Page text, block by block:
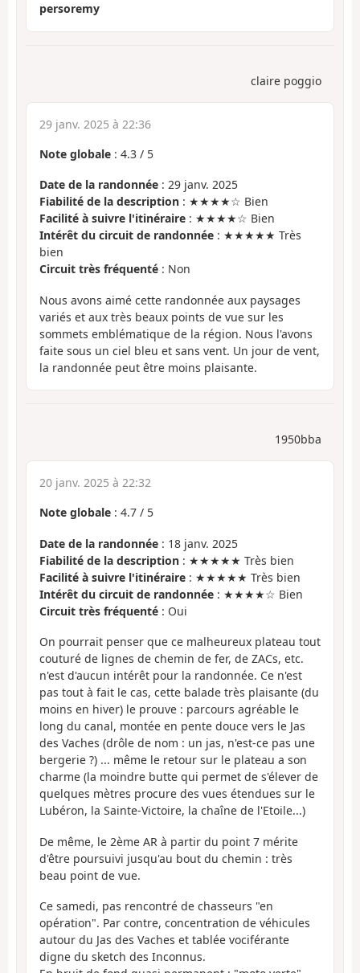
persoremy
claire poggio
29 janv. 2025 à 22:36
Note globale : 4.3 / 5
Date de la randonnée : 29 janv. 2025
Fiabilité de la description : ★★★★☆ Bien
Facilité à suivre l'itinéraire : ★★★★☆ Bien
Intérêt du circuit de randonnée : ★★★★★ Très
bien
Circuit très fréquenté : Non
Nous avons aimé cette randonnée aux paysages
variés et aux très beaux points de vue sur les
sommets emblématique de la région. Nous l'avons
faite sous un ciel bleu et sans vent. Un jour de vent,
la randonnée peut être moins plaisante.
1950bba
20 janv. 2025 à 22:32
Note globale : 4.7 / 5
Date de la randonnée : 18 janv. 2025
Fiabilité de la description : ★★★★★ Très bien
Facilité à suivre l'itinéraire : ★★★★★ Très bien
Intérêt du circuit de randonnée : ★★★★☆ Bien
Circuit très fréquenté : Oui
On pourrait penser que ce malheureux plateau tout
couturé de lignes de chemin de fer, de ZACs, etc.
n'est d'aucun intérêt pour la randonnée. Ce n'est
pas tout à fait le cas, cette balade très plaisante (du
moins en hiver) le prouve : parcours agréable le
long du canal, montée en pente douce vers le Jas
des Vaches (drôle de nom : un jas, n'est-ce pas une
bergerie ?) ... même le retour sur le plateau a son
charme (la moindre butte qui permet de s'élever de
quelques mètres procure des vues étendues sur le
Lubéron, la Sainte-Victoire, la chaîne de l'Etoile...)
De même, le 2ème AR à partir du point 7 mérite
d'être poursuivi jusqu'au bout du chemin : très
beau point de vue.
Ce samedi, pas rencontré de chasseurs "en
opération". Par contre, concentration de véhicules
autour du Jas des Vaches et tablée vociférante
digne du sketch des Inconnus.